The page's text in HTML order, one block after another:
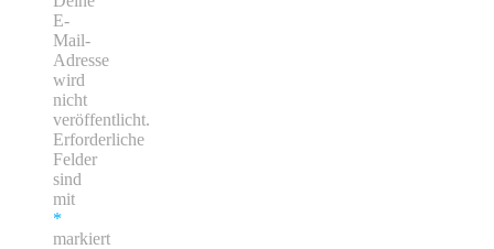
E-
Mail-
Adresse
wird
nicht
veröffentlicht.
Erforderliche
Felder
sind
mit
*
markiert